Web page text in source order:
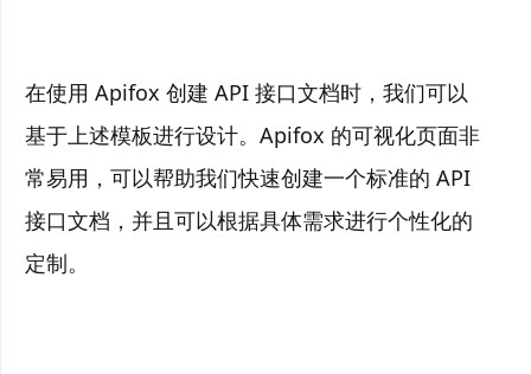
在使用 Apifox 创建 API 接口文档时，我们可以
基于上述模板进行设计。Apifox 的可视化页面非
常易用，可以帮助我们快速创建一个标准的 API
接口文档，并且可以根据具体需求进行个性化的
定制。